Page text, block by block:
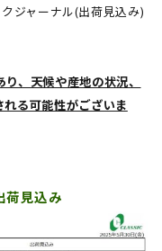
ジャーナル(出荷見込み)
、天候や産地の状況、
る可能性がございま
荷見込み